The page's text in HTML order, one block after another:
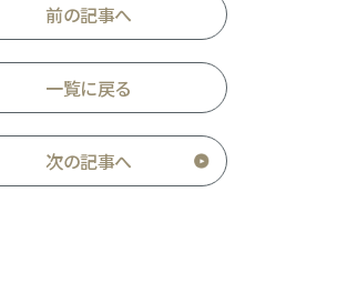
前の記事へ
一覧に戻る
次の記事へ